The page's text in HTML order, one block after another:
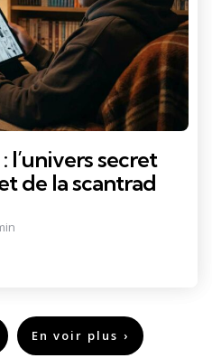
l’univers secret
de la scantrad
En voir plus